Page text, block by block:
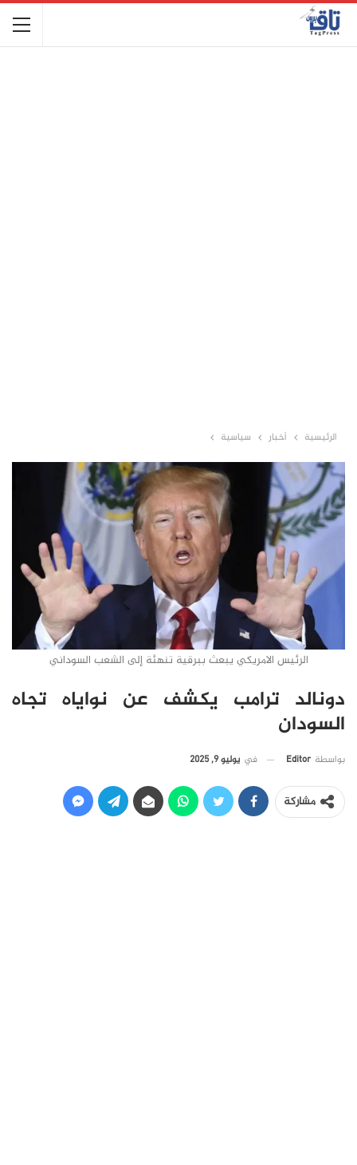
الرئيسية أخبار سياسية
الرئيس الامريكي يبعث ببرقية تنهئة إلى الشعب السوداني
دونالد ترامب يكشف عن نواياه تجاه
السودان
بواسطة Editor في يوليو 9, 2025
مشاركة